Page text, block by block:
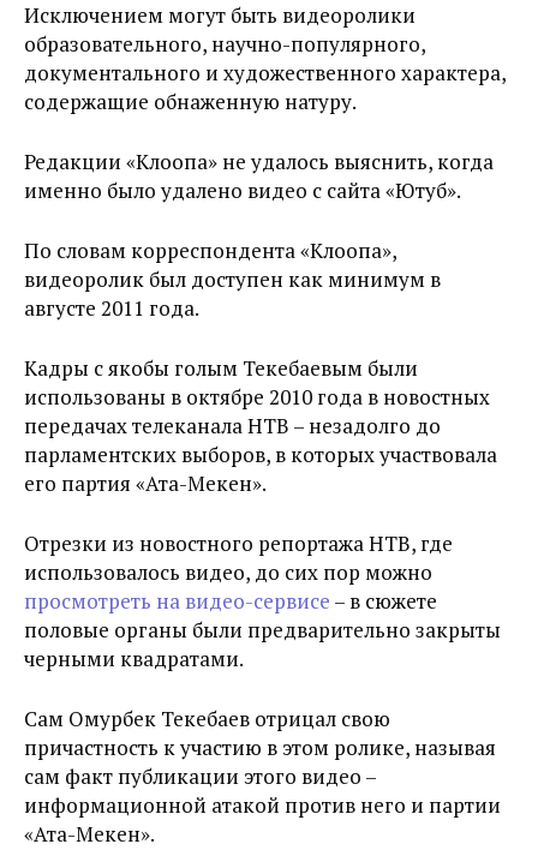
Исключением могут быть видеоролики
образовательного, научно-популярного,
документального и художественного характера,
содержащие обнаженную натуру.
Редакции «Клоопа» не удалось выяснить, когда
именно было удалено видео с сайта «Ютуб».
По словам корреспондента «Клоопа»,
видеоролик был доступен как минимум в
августе 2011 года.
Кадры с якобы голым Текебаевым были
использованы в октябре 2010 года в новостных
передачах телеканала НТВ – незадолго до
парламентских выборов, в которых участвовала
его партия «Ата-Мекен».
Отрезки из новостного репортажа НТВ, где
использовалось видео, до сих пор можно
просмотреть на видео-сервисе – в сюжете
половые органы были предварительно закрыты
черными квадратами.
Сам Омурбек Текебаев отрицал свою
причастность к участию в этом ролике, называя
сам факт публикации этого видео –
информационной атакой против него и партии
«Ата-Мекен».